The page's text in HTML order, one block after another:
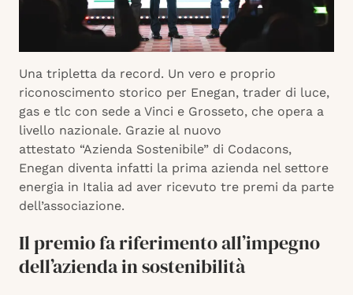
Una tripletta da record. Un vero e proprio
riconoscimento storico per Enegan, trader di luce,
gas e tlc con sede a Vinci e Grosseto, che opera a
livello nazionale. Grazie al nuovo
attestato “Azienda Sostenibile” di Codacons,
Enegan diventa infatti la prima azienda nel settore
energia in Italia ad aver ricevuto tre premi da parte
dell’associazione.
Il premio fa riferimento all’impegno
dell’azienda in sostenibilità